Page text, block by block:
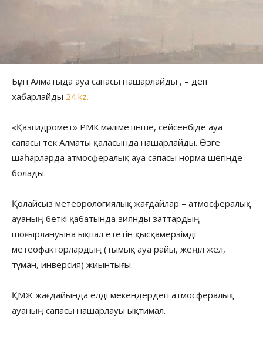
Бүгін Алматыда ауа сапасы нашарлайды , – деп
хабарлайды 24.kz.
«Қазгидромет» РМК мәліметінше, сейсенбіде ауа
сапасы тек Алматы қаласында нашарлайды. Өзге
шаһарларда атмосфералық ауа сапасы норма шегінде
болады.
Қолайсыз метеорологиялық жағдайлар – атмосфералық
ауаның беткі қабатында зиянды заттардың
шоғырлануына ықпал ететін қысқамерзімді
метеофакторлардың (тымық ауа райы, жеңіл жел,
тұман, инверсия) жиынтығы.
ҚМЖ жағдайында елді мекендердегі атмосфералық
ауаның сапасы нашарлауы ықтимал.